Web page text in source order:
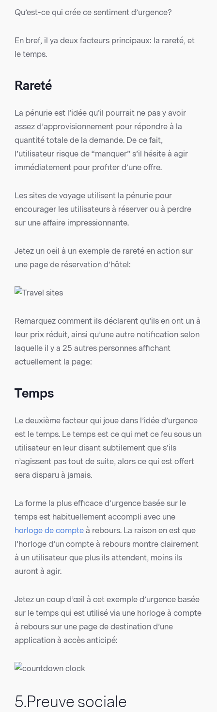
Qu’est-ce qui crée ce sentiment d’urgence?
En bref, il ya deux facteurs principaux: la rareté, et
le temps.
Rareté
La pénurie est l’idée qu’il pourrait ne pas y avoir
assez d’approvisionnement pour répondre à la
quantité totale de la demande. De ce fait,
l’utilisateur risque de “manquer” s’il hésite à agir
immédiatement pour profiter d’une offre.
Les sites de voyage utilisent la pénurie pour
encourager les utilisateurs à réserver ou à perdre
sur une affaire impressionnante.
Jetez un oeil à un exemple de rareté en action sur
une page de réservation d’hôtel:
Remarquez comment ils déclarent qu’ils en ont un à
leur prix réduit, ainsi qu’une autre notification selon
laquelle il y a 25 autres personnes affichant
actuellement la page:
Temps
Le deuxième facteur qui joue dans l’idée d’urgence
est le temps. Le temps est ce qui met ce feu sous un
utilisateur en leur disant subtilement que s’ils
n’agissent pas tout de suite, alors ce qui est offert
sera disparu à jamais.
La forme la plus efficace d’urgence basée sur le
temps est habituellement accompli avec une
horloge de compte à rebours. La raison en est que
l’horloge d’un compte à rebours montre clairement
à un utilisateur que plus ils attendent, moins ils
auront à agir.
Jetez un coup d’œil à cet exemple d’urgence basée
sur le temps qui est utilisé via une horloge à compte
à rebours sur une page de destination d’une
application à accès anticipé:
5.Preuve sociale